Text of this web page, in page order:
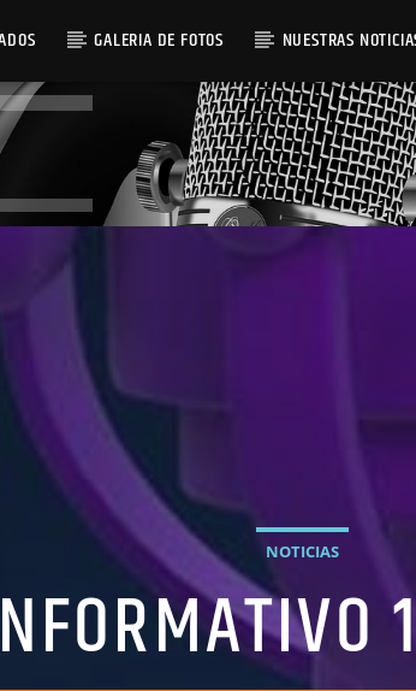
GALERIA DE FOTOS NUESTRAS
NOTICIAS